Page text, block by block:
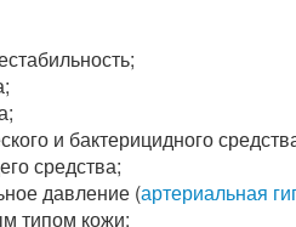
и бактерицидного
средства;
давление (артериальная
типом кожи;